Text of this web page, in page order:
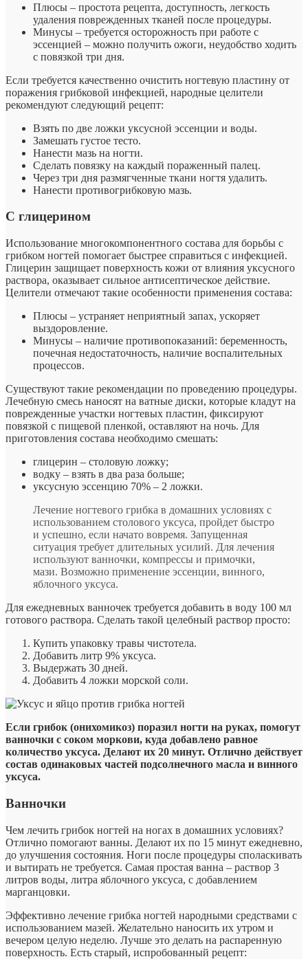
Плюсы – простота рецепта, доступность, легкость
удаления поврежденных тканей после процедуры.
Минусы – требуется осторожность при работе с
эссенцией – можно получить ожоги, неудобство ходить
с повязкой три дня.
Если требуется качественно очистить ногтевую пластину от
поражения грибковой инфекцией, народные целители
рекомендуют следующий рецепт:
Взять по две ложки уксусной эссенции и воды.
Замешать густое тесто.
Нанести мазь на ногти.
Сделать повязку на каждый пораженный палец.
Через три дня размягченные ткани ногтя удалить.
Нанести противогрибковую мазь.
С глицерином
Использование многокомпонентного состава для борьбы с
грибком ногтей помогает быстрее справиться с инфекцией.
Глицерин защищает поверхность кожи от влияния уксусного
раствора, оказывает сильное антисептическое действие.
Целители отмечают такие особенности применения состава:
Плюсы – устраняет неприятный запах, ускоряет
выздоровление.
Минусы – наличие противопоказаний: беременность,
почечная недостаточность, наличие воспалительных
процессов.
Существуют такие рекомендации по проведению процедуры.
Лечебную смесь наносят на ватные диски, которые кладут на
поврежденные участки ногтевых пластин, фиксируют
повязкой с пищевой пленкой, оставляют на ночь. Для
приготовления состава необходимо смешать:
глицерин – столовую ложку;
водку – взять в два раза больше;
уксусную эссенцию 70% – 2 ложки.
Лечение ногтевого грибка в домашних условиях с
использованием столового уксуса, пройдет быстро
и успешно, если начато вовремя. Запущенная
ситуация требует длительных усилий. Для лечения
используют ванночки, компрессы и примочки,
мази. Возможно применение эссенции, винного,
яблочного уксуса.
Для ежедневных ванночек требуется добавить в воду 100 мл
готового раствора. Сделать такой целебный раствор просто:
Купить упаковку травы чистотела.
Добавить литр 9% уксуса.
Выдержать 30 дней.
Добавить 4 ложки морской соли.
Если грибок (онихомикоз) поразил ногти на руках, помогут
ванночки с соком моркови, куда добавлено равное
количество уксуса. Делают их 20 минут. Отлично действует
состав одинаковых частей подсолнечного масла и винного
уксуса.
Ванночки
Чем лечить грибок ногтей на ногах в домашних условиях?
Отлично помогают ванны. Делают их по 15 минут ежедневно,
до улучшения состояния. Ноги после процедуры споласкивать
и вытирать не требуется. Самая простая ванна – раствор 3
литров воды, литра яблочного уксуса, с добавлением
марганцовки.
Эффективно лечение грибка ногтей народными средствами с
использованием мазей. Желательно наносить их утром и
вечером целую неделю. Лучше это делать на распаренную
поверхность. Есть старый, испробованный рецепт: